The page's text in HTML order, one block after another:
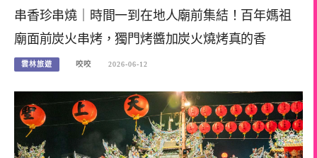
串香珍串燒｜時間一到在地人廟前集結！百年媽祖
廟面前炭火串烤，獨門烤醬加炭火燒烤真的香
雲林旅遊 咬咬 2026-06-12